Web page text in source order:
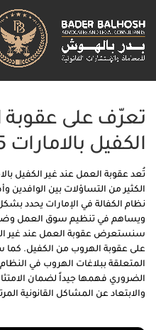
تعرّف على عقوبة
الكفيل بالامارات 2025
تُعد عقوبة العمل عند غير الكفيل
الكثير من التساؤلات بين
نظام الكفالة في الإمارات يحدد
ويساهم في تنظيم سوق العمل
سنستعرض عقوبة العمل عند غير
على عقوبة الهروب من الكفيل. كما
المتعلقة ببلاغات الهروب في
الضروري فهمها جيداً لضمان
والابتعاد عن المشاكل القانونية